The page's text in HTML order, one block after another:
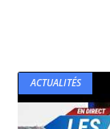
ACTUALITÉS